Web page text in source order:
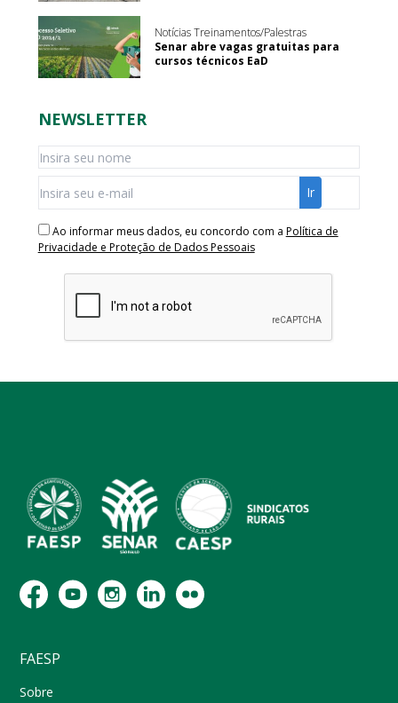
Notícias Treinamentos/Palestras
Senar abre vagas gratuitas para
cursos técnicos EaD
NEWSLETTER
Ao informar meus dados, eu concordo com a Política de
Privacidade e Proteção de Dados Pessoais
FAESP
Sobre